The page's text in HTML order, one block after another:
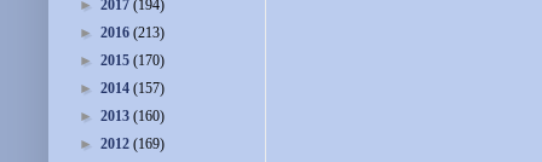
► 2017 (194)
► 2016 (213)
► 2015 (170)
► 2014 (157)
► 2013 (160)
► 2012 (169)